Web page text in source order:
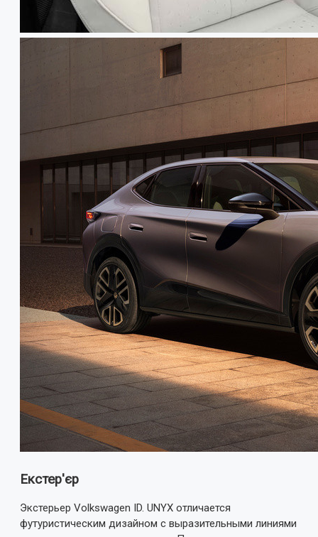
Екстер'єр
Экстерьер Volkswagen ID. UNYX отличается
футуристическим дизайном с выразительными линиями